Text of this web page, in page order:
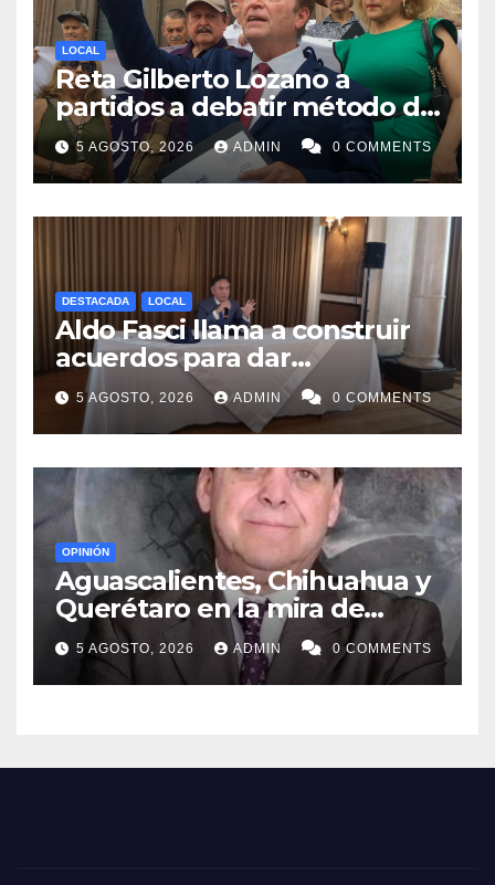
LOCAL
Reta Gilberto Lozano a
partidos a debatir método de
designación de candidato a
gubernatura de NL
5 AGOSTO, 2026 ADMIN 0 COMMENTS
DESTACADA LOCAL
Aldo Fasci llama a construir
acuerdos para dar
gobernabilidad a Nuevo León
5 AGOSTO, 2026 ADMIN 0 COMMENTS
OPINIÓN
Aguascalientes, Chihuahua y
Querétaro en la mira de
MORENA
5 AGOSTO, 2026 ADMIN 0 COMMENTS